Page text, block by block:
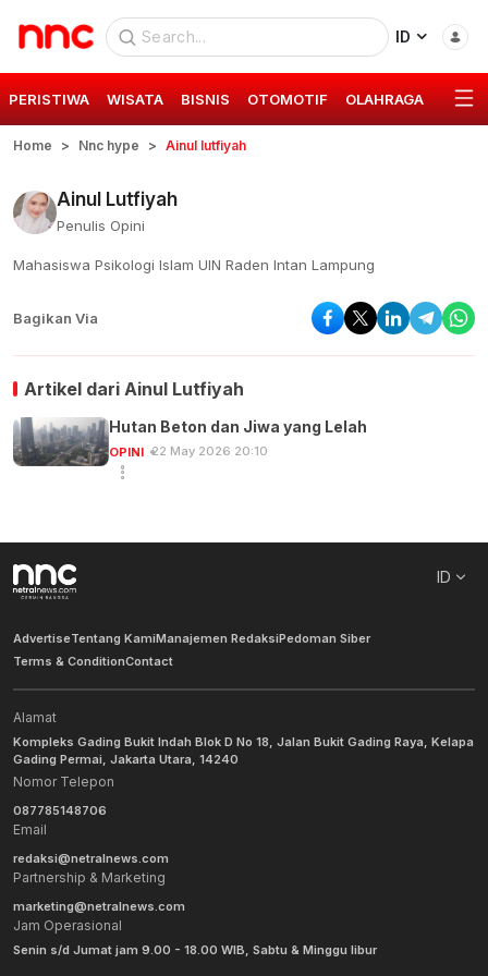
ID
PERISTIWA WISATA BISNIS OTOMOTIF OLAHRAGA GAYA
Home Nnc hype Ainul lutfiyah
Ainul Lutfiyah
Penulis Opini
Mahasiswa Psikologi Islam UIN Raden Intan Lampung
Bagikan Via
Artikel dari Ainul Lutfiyah
Hutan Beton dan Jiwa yang Lelah
OPINI 22 May 2026 20:10
ID
AdvertiseTentang KamiManajemen RedaksiPedoman Siber
Terms & ConditionContact
Alamat
Kompleks Gading Bukit Indah Blok D No 18, Jalan Bukit Gading Raya, Kelapa
Gading Permai, Jakarta Utara, 14240
Nomor Telepon
087785148706
Email
redaksi@netralnews.com
Partnership & Marketing
marketing@netralnews.com
Jam Operasional
Senin s/d Jumat jam 9.00 - 18.00 WIB, Sabtu & Minggu libur